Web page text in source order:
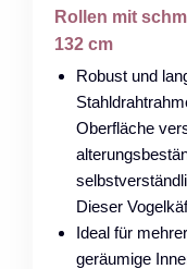
Rollen mit
132 cm
Robust und
Oberfläche
Dieser
Ideal für
geräumige